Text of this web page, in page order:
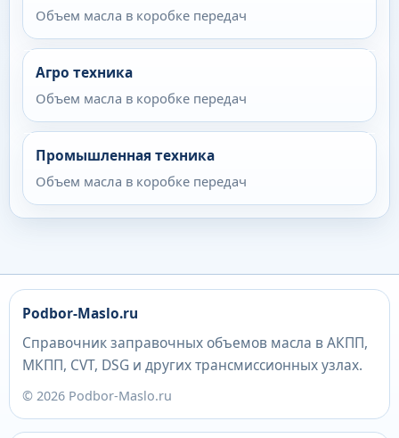
Объем масла в коробке передач
Агро техника
Объем масла в коробке передач
Промышленная техника
Объем масла в коробке передач
Podbor-Maslo.ru
Справочник заправочных объемов масла в АКПП,
МКПП, CVT, DSG и других трансмиссионных узлах.
© 2026 Podbor-Maslo.ru